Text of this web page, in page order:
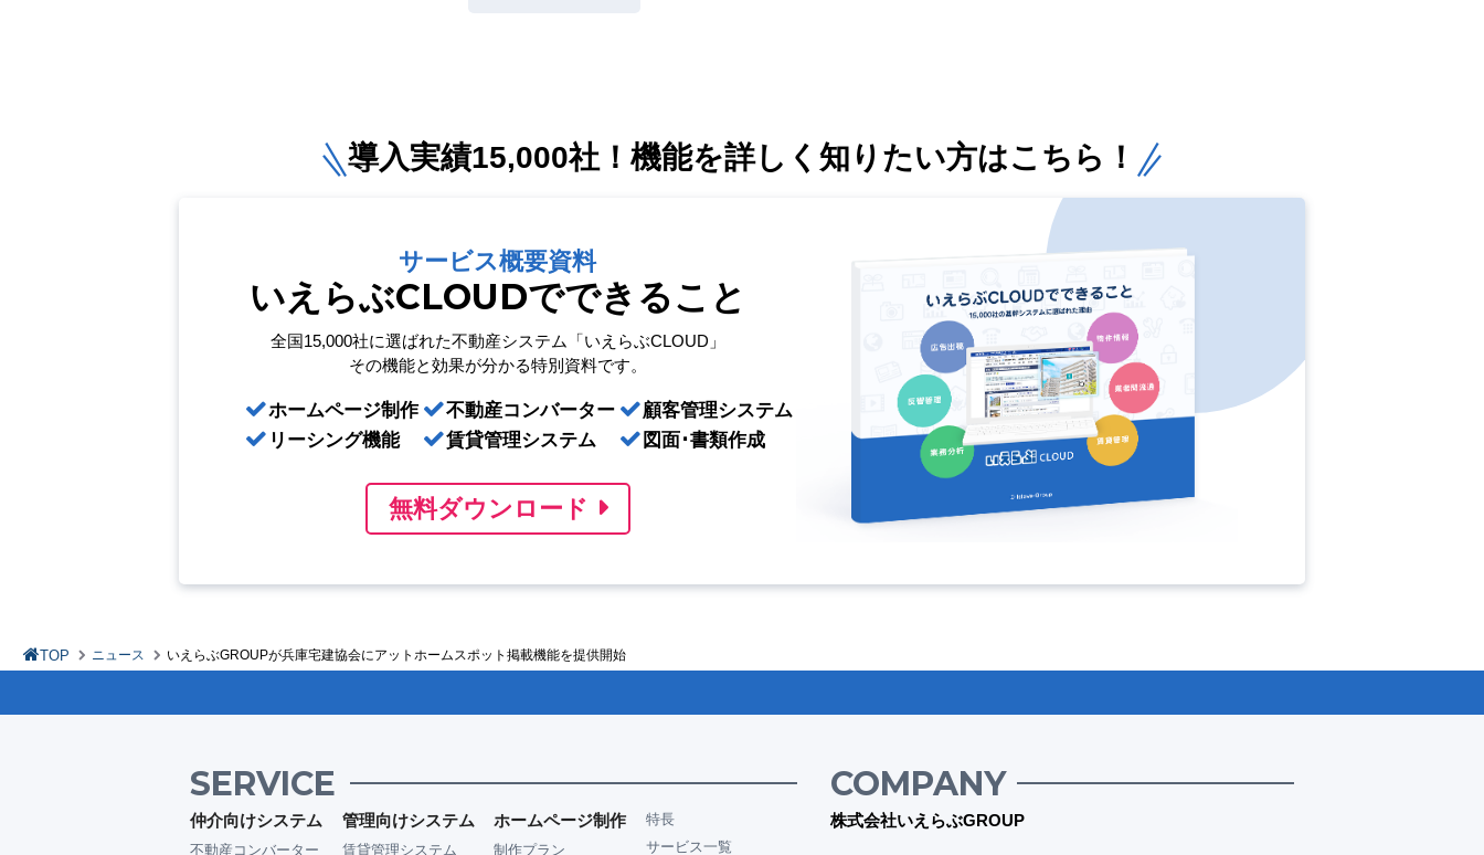
導入実績15,000社！ 機能を詳しく知りたい方はこちら！
サービス概要資料
いえらぶCLOUDでできること
全国15,000社に選ばれた不動産システム「いえらぶCLOUD」
その機能と効果が分かる特別資料です。
ホームページ制作
リーシング機能
不動産コンバーター
賃貸管理システム
顧客管理システム
図面･書類作成
無料ダウンロード
TOP ニュース いえらぶGROUPが兵庫宅建協会にアットホームスポット掲載機能を提供開始
SERVICE
仲介向けシステム
不動産コンバーター
管理向けシステム
賃貸管理システム
ホームページ制作
制作プラン
特長
サービス一覧
COMPANY
株式会社いえらぶGROUP